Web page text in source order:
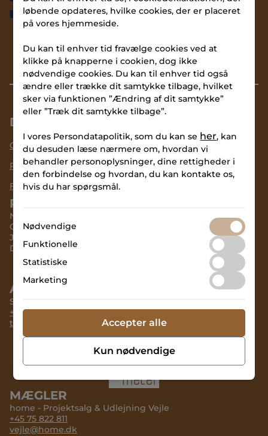
Lokation Kontakt
DET MED SMÅT
Cookiepolitik
Persondatapolitik
Forbehold
PROJEKTUDVIKLER
NPV A/S
CVR - 32 32 90 20
Jægersborg Allé 1A
DK-2920 Charlottenlund
ADMINISTRATOR
Square Meter
+45 53 74 24 23
terminalen@npv.as
MÆGLER
home - Projektsalg & Udlejning Vejle
+45 75 822 811
vejle@home.dk
løbende opdateres, hvilke cookies, der er placeret
på vores hjemmeside.
Du kan til enhver tid fravælge cookies ved at
klikke på knapperne i cookien, dog ikke
nødvendige cookies. Du kan til enhver tid også
ændre eller trække dit samtykke tilbage, hvilket
sker via funktionen ”Ændring af dit samtykke”
eller ”Træk dit samtykke tilbage”.
I vores Persondatapolitik, som du kan se her, kan
du desuden læse nærmere om, hvordan vi
behandler personoplysninger, dine rettigheder i
den forbindelse og hvordan, du kan kontakte os,
hvis du har spørgsmål.
Nødvendige
Funktionelle
Statistiske
Marketing
Kun nødvendige
Accepter alle